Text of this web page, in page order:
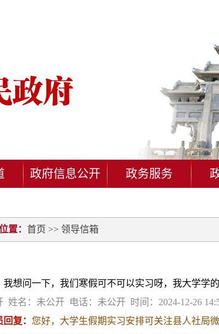
政府信息公开 政务服务
置： 首页 >> 领导信箱
我想问一下，我们寒假可不可以实习呀，我大学学
姓名：未公开 电话：未公开 时间：2024-12-26
复： 您好，大学生假期实习安排可关注县人社局